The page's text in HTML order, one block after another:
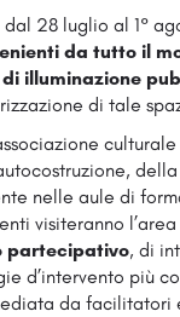
28 luglio al 1°
da tutto il
illuminazione
di tale
nelle aule di
visiteranno
partecipativo, di
d’intervento più
da facilitatori